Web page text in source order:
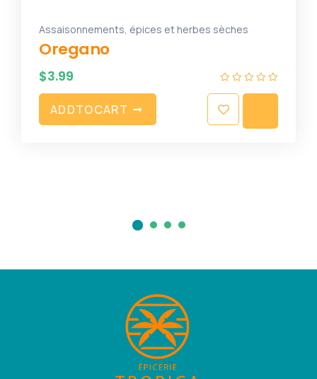
Assaisonnements, épices et herbes sèches
Oregano
$3.99
ADDTOCART